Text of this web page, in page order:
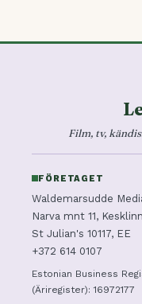
Film, tv,
FÖRETAGET
Waldemarsudde
Narva mnt 11, Kesklinn
St Julian's 10117, EE
+372 614 0107
Estonian Business
(Äriregister): 16972177